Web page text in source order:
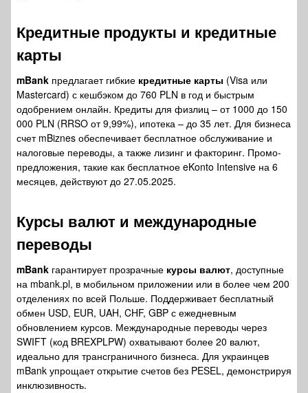
Кредитные продукты и кредитные
карты
mBank предлагает гибкие кредитные карты (Visa или
Mastercard) с кешбэком до 760 PLN в год и быстрым
одобрением онлайн. Кредиты для физлиц – от 1000 до 150
000 PLN (RRSO от 9,99%), ипотека – до 35 лет. Для бизнеса
счет mBiznes обеспечивает бесплатное обслуживание и
налоговые переводы, а также лизинг и факторинг. Промо-
предложения, такие как бесплатное eKonto Intensive на 6
месяцев, действуют до 27.05.2025.
Курсы валют и международные
переводы
mBank гарантирует прозрачные курсы валют, доступные
на mbank.pl, в мобильном приложении или в более чем 200
отделениях по всей Польше. Поддерживает бесплатный
обмен USD, EUR, UAH, CHF, GBP с ежедневным
обновлением курсов. Международные переводы через
SWIFT (код BREXPLPW) охватывают более 20 валют,
идеально для трансграничного бизнеса. Для украинцев
mBank упрощает открытие счетов без PESEL, демонстрируя
инклюзивность.